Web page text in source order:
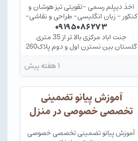
اخذ دیپلم رسمی -تقویتی تیز هوشان و
کنکور - زبان انگلیسی- طراحی و نقاشی-
زبان کره ای-خوشنویسی-هوش
مصنوعی-کامپیوتر-گرافیک-نقشه
کشی-برنامه نویسی-معماری-سخت
افزار-حسابداری- معماری
۰۹۱۹۵۰۸۶۲۷۳
جنت اباد مرکزی بالا تر از 35 متری
گلستان بین نسترن اول و دوم پلاک260
۱ هفته پیش
آموزش پیانو تضمینی
تخصصی خصوصی در منزل
آموزش پیانو تضمینی تخصصی خصوصی